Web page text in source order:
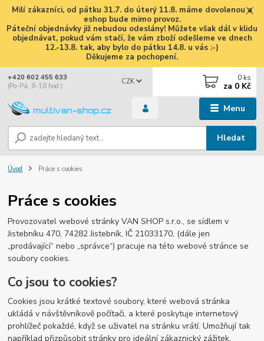
Milí zákazníci, od pátku 31.7. do úterý 11.8. máme dovolenou a
eshop bude mimo provoz.
Páteční objednávky již nebudou odeslány! Můžete však dál v klidu
objednávat, pokud vám stačí, že vám zboží odešleme ve dnech
12.-13.8. tak, aby bylo do pátku 14.8. u vás :-)
Děkujeme za pochopení.
Menu
CZK
Hledat
+420 602 455 633
(Po-Pá, 8-18 hod.)
0 ks
za 0 Kč
Úvod Práce s cookies
Práce s cookies
Provozovatel webové stránky VAN SHOP s.r.o., se sídlem v
Jistebníku 470, 74282 Jistebník, IČ 21033170, (dále jen
„prodávající“ nebo „správce“) pracuje na této webové stránce se
soubory cookies.
Co jsou to cookies?
Cookies jsou krátké textové soubory, které webová stránka
ukládá v návštěvníkově počítači, a které poskytuje internetový
prohlížeč pokaždé, když se uživatel na stránku vrátí. Umožňují tak
například přizpůsobit stránky pro ideální zákaznický zážitek,